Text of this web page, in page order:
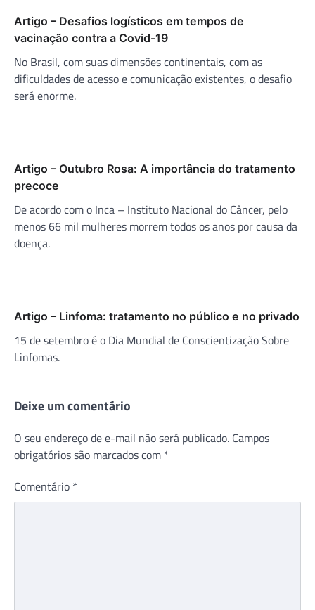
Artigo – Desafios logísticos em tempos de
vacinação contra a Covid-19
No Brasil, com suas dimensões continentais, com as
dificuldades de acesso e comunicação existentes, o desafio
será enorme.
Artigo – Outubro Rosa: A importância do tratamento
precoce
De acordo com o Inca – Instituto Nacional do Câncer, pelo
menos 66 mil mulheres morrem todos os anos por causa da
doença.
Artigo – Linfoma: tratamento no público e no privado
15 de setembro é o Dia Mundial de Conscientização Sobre
Linfomas.
Deixe um comentário
O seu endereço de e-mail não será publicado. Campos
obrigatórios são marcados com *
Comentário *